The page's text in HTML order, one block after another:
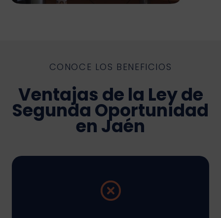
CONOCE LOS BENEFICIOS
Ventajas de la Ley de
Segunda Oportunidad
en Jaén